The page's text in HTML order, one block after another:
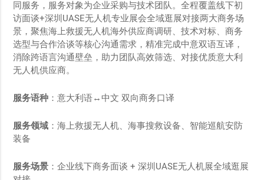
同服务，服务对象为企业采购与技术团队。全程覆盖线下初
访面谈+深圳UASE无人机专业展会全域逛展对接两大商务场
景，聚焦海上救援无人机海外供应商调研、技术对标、商务
选型与合作洽谈等核心沟通需求，精准完成中意双语互译，
消除跨语言沟通壁垒，助力团队高效筛选、对接优质意大利
无人机供应商。
服务语种 ：意大利语↔中文 双向商务口译
服务领域 ：海上救援无人机、海事搜救设备、智能巡航安防
装备
服务场景 ：企业线下商务面谈 + 深圳UASE无人机展全域逛展